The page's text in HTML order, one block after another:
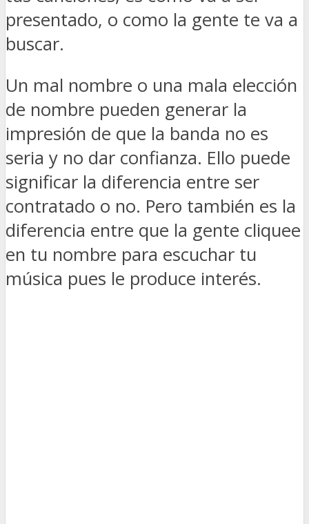
presentado, o como la gente te va a
buscar.
Un mal nombre o una mala elección
de nombre pueden generar la
impresión de que la banda no es
seria y no dar confianza. Ello puede
significar la diferencia entre ser
contratado o no. Pero también es la
diferencia entre que la gente cliquee
en tu nombre para escuchar tu
música pues le produce interés.